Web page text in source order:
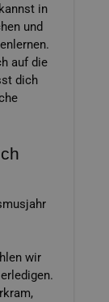
in
und
auf die
dich
wir